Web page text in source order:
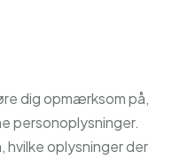
dig opmærksom på,
personoplysninger.
hvilke oplysninger der